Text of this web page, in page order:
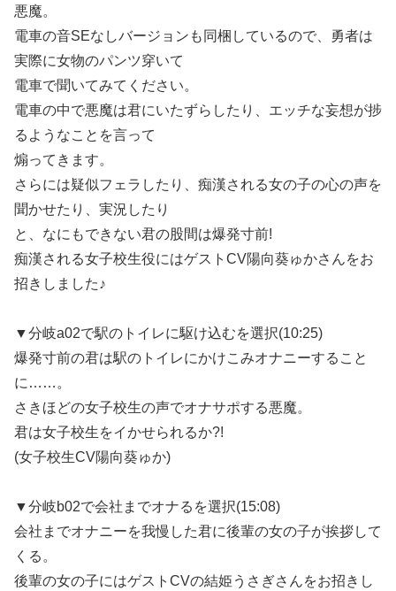
悪魔。
電車の音SEなしバージョンも同梱しているので、勇者は
実際に女物のパンツ穿いて
電車で聞いてみてください。
電車の中で悪魔は君にいたずらしたり、エッチな妄想が捗
るようなことを言って
煽ってきます。
さらには疑似フェラしたり、痴漢される女の子の心の声を
聞かせたり、実況したり
と、なにもできない君の股間は爆発寸前!
痴漢される女子校生役にはゲストCV陽向葵ゅかさんをお
招きしました♪
▼分岐a02で駅のトイレに駆け込むを選択(10:25)
爆発寸前の君は駅のトイレにかけこみオナニーすること
に……。
さきほどの女子校生の声でオナサポする悪魔。
君は女子校生をイかせられるか?!
(女子校生CV陽向葵ゅか)
▼分岐b02で会社までオナるを選択(15:08)
会社までオナニーを我慢した君に後輩の女の子が挨拶して
くる。
後輩の女の子にはゲストCVの結姫うさぎさんをお招きし